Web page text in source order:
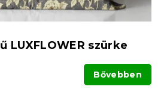
LUXFLOWER szürke
Bővebben